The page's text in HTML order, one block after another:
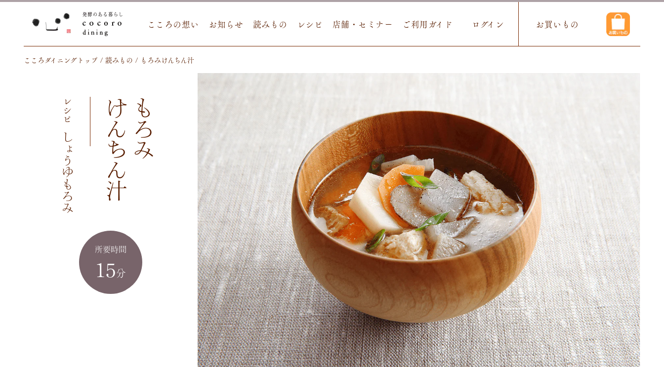
こころの想い お知らせ 読みもの レシピ 店舗・セミナー ご利用ガイド ログイン お買いもの
こころダイニングトップ 読みもの もろみけんちん汁
レシピ
しょうゆもろみ
もろみ
けんちん汁
所要時間
15分